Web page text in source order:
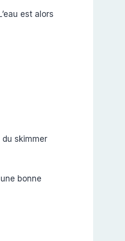
est alors
du skimmer
bonne